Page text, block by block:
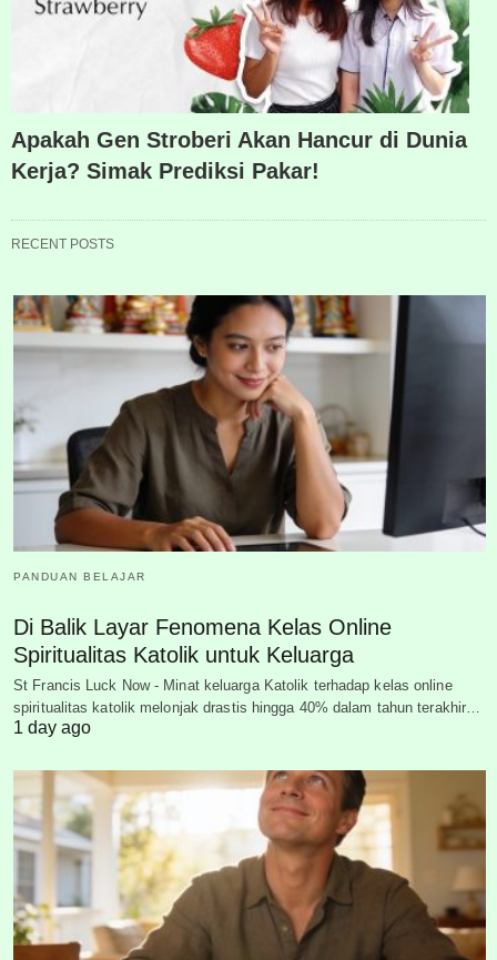
Apakah Gen Stroberi Akan Hancur di Dunia
Kerja? Simak Prediksi Pakar!
RECENT POSTS
PANDUAN BELAJAR
Di Balik Layar Fenomena Kelas Online
Spiritualitas Katolik untuk Keluarga
St Francis Luck Now - Minat keluarga Katolik terhadap kelas online
spiritualitas katolik melonjak drastis hingga 40% dalam tahun terakhir…
1 day ago